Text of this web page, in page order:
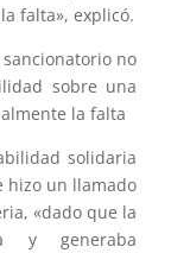
falta», explicó.
no
sobre una
la falta
solidaria
hizo un llamado
«dado que la
y generaba